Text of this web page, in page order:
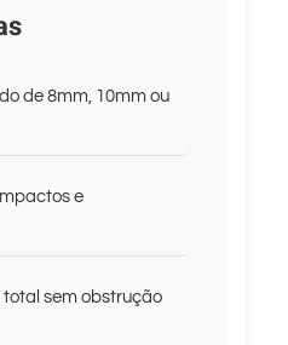
de 8mm, 10mm ou
e
sem obstrução